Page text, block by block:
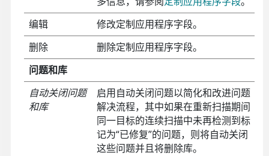
编辑
修改定制应用程序字段。
删除
删除定制应用程序字段。
问题和库
自动关闭问题
和库
启用自动关闭问题以简化和改进问题
解决流程，其中如果在重新扫描期间
同一目标的连续扫描中未再检测到标
记为“已修复”的问题，则将自动关闭
这些问题并且将删除库。